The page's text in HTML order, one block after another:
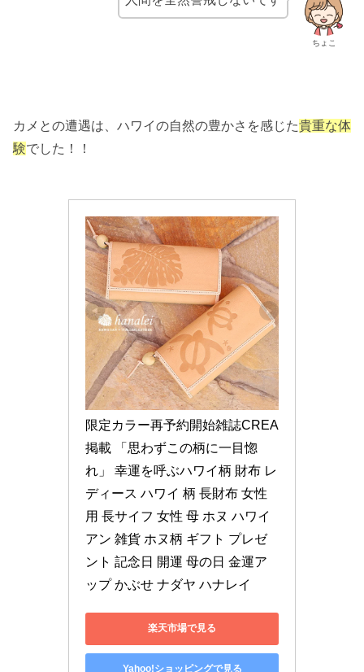
ちょこ
カメとの遭遇は、ハワイの自然の豊かさを感じた貴重な体
験でした！！
限定カラー再予約開始雑誌CREA
掲載 「思わずこの柄に一目惚
れ」 幸運を呼ぶハワイ柄 財布 レ
ディース ハワイ 柄 長財布 女性
用 長サイフ 女性 母 ホヌ ハワイ
アン 雑貨 ホヌ柄 ギフト プレゼ
ント 記念日 開運 母の日 金運ア
ップ かぶせ ナダヤ ハナレイ
楽天市場で見る
Yahoo!ショッピングで見る